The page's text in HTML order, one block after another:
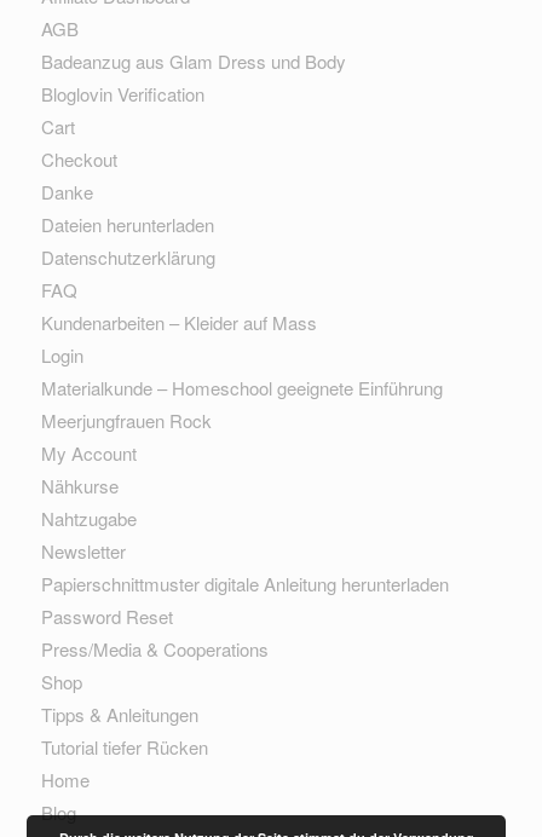
AGB
Badeanzug aus Glam Dress und Body
Bloglovin Verification
Cart
Checkout
Danke
Dateien herunterladen
Datenschutzerklärung
FAQ
Kundenarbeiten – Kleider auf Mass
Login
Materialkunde – Homeschool geeignete Einführung
Meerjungfrauen Rock
My Account
Nähkurse
Nahtzugabe
Newsletter
Papierschnittmuster digitale Anleitung herunterladen
Password Reset
Press/Media & Cooperations
Shop
Tipps & Anleitungen
Tutorial tiefer Rücken
Home
Blog